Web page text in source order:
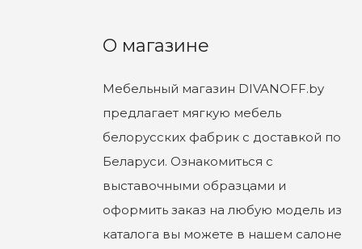
О магазине
Мебельный магазин DIVANOFF.by
предлагает мягкую мебель
белорусских фабрик с доставкой по
Беларуси. Ознакомиться с
выставочными образцами и
оформить заказ на любую модель из
каталога вы можете в нашем салоне